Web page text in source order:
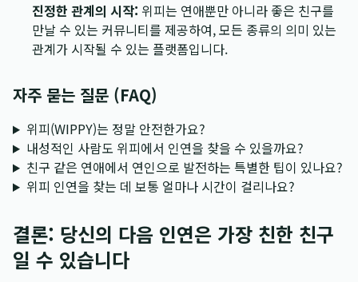
진정한 관계의 시작: 위피는 연애뿐만 아니라 좋은 친구를
만날 수 있는 커뮤니티를 제공하여, 모든 종류의 의미 있는
관계가 시작될 수 있는 플랫폼입니다.
자주 묻는 질문 (FAQ)
위피(WIPPY)는 정말 안전한가요?
내성적인 사람도 위피에서 인연을 찾을 수 있을까요?
친구 같은 연애에서 연인으로 발전하는 특별한 팁이 있나요?
위피 인연을 찾는 데 보통 얼마나 시간이 걸리나요?
결론: 당신의 다음 인연은 가장 친한 친구
일 수 있습니다